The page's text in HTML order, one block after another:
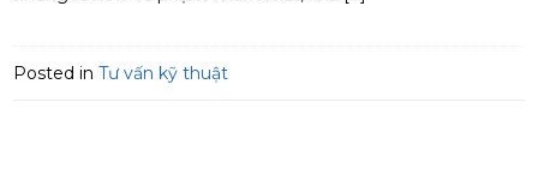
Posted in Tư vấn kỹ thuật